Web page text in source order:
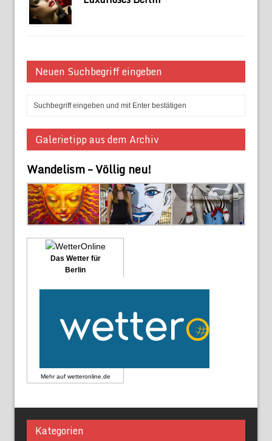
Neuen Suchbegriff eingeben
Galerietipp aus dem Archiv
Wandelism – Völlig neu!
Das Wetter für
Berlin
Mehr auf wetteronline.de
Kategorien